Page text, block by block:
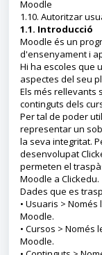
Moodle
1.10. Autoritzar
1.1. Introducció
Moodle és un
d'ensenyament i
Hi ha escoles que
aspectes del seu
Els més rellevants
continguts dels
Per tal de poder
representar un
la seva integritat.
desenvolupat
permeten el
Moodle a Clickedu.
Dades que es
• Usuaris >
Moodle.
• Cursos >
Moodle.